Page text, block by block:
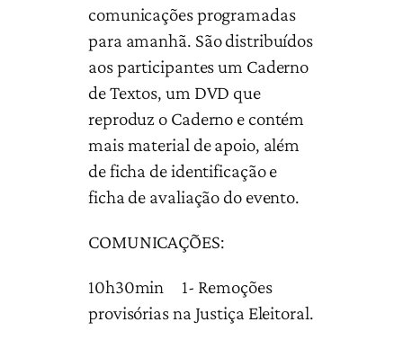
comunicações programadas
para amanhã. São distribuídos
aos participantes um Caderno
de Textos, um DVD que
reproduz o Caderno e contém
mais material de apoio, além
de ficha de identificação e
ficha de avaliação do evento.
COMUNICAÇÕES:
10h30min 1- Remoções
provisórias na Justiça Eleitoral.